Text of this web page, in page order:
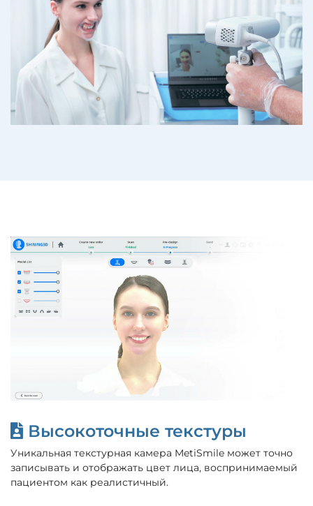
Высокоточные текстуры
Уникальная текстурная камера MetiSmile может точно
записывать и отображать цвет лица, воспринимаемый
пациентом как реалистичный.